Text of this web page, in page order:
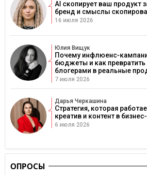
AI скопирует ваш продукт
бренд и смыслы
16 июля 2026
Юлия Вищук
Почему инфлюенс-
бюджеты и как превратить
блогерами в реальные
7 июля 2026
Дарья Черкашина
Стратегия, которая
креатив и контент в
6 июля 2026
ОПРОСЫ